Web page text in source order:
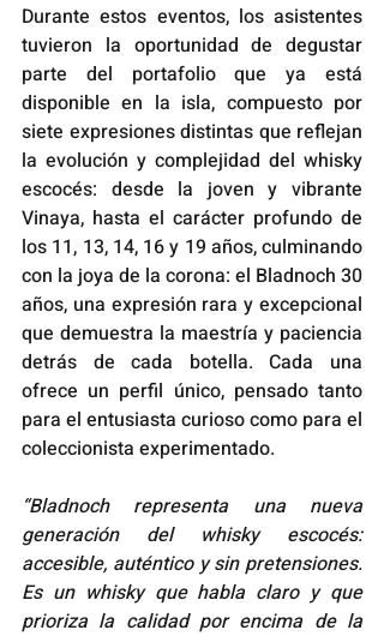
Durante estos eventos, los asistentes
tuvieron la oportunidad de degustar
parte del portafolio que ya está
disponible en la isla, compuesto por
siete expresiones distintas que reflejan
la evolución y complejidad del whisky
escocés: desde la joven y vibrante
Vinaya, hasta el carácter profundo de
los 11, 13, 14, 16 y 19 años, culminando
con la joya de la corona: el Bladnoch 30
años, una expresión rara y excepcional
que demuestra la maestría y paciencia
detrás de cada botella. Cada una
ofrece un perfil único, pensado tanto
para el entusiasta curioso como para el
coleccionista experimentado.
“Bladnoch representa una nueva
generación del whisky escocés:
accesible, auténtico y sin pretensiones.
Es un whisky que habla claro y que
prioriza la calidad por encima de la